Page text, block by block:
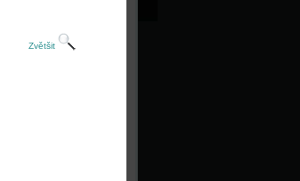
Zvětšit